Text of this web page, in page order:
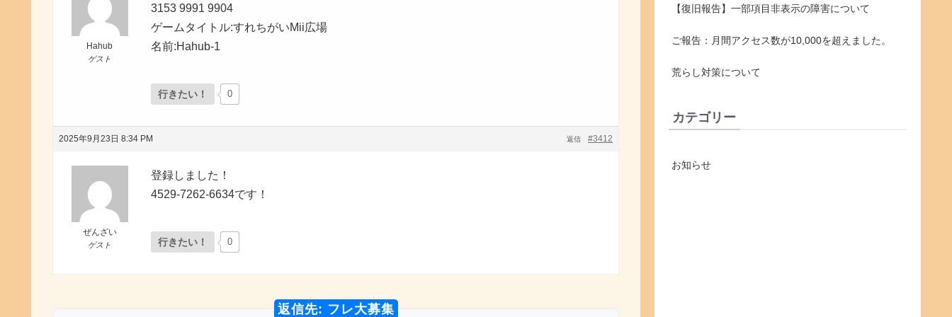
Hahub
ゲスト
3153 9991 9904
ゲームタイトル:すれちがいMii広場
名前:Hahub-1
行きたい！ 0
2025年9月23日 8:34 PM #3412
返信
ぜんざい
ゲスト
登録しました！
4529-7262-6634です！
行きたい！ 0
返信先: フレ大募集
【復旧報告】一部項目非表示の障害について
ご報告：月間アクセス数が10,000を超えました。
荒らし対策について
カテゴリー
お知らせ